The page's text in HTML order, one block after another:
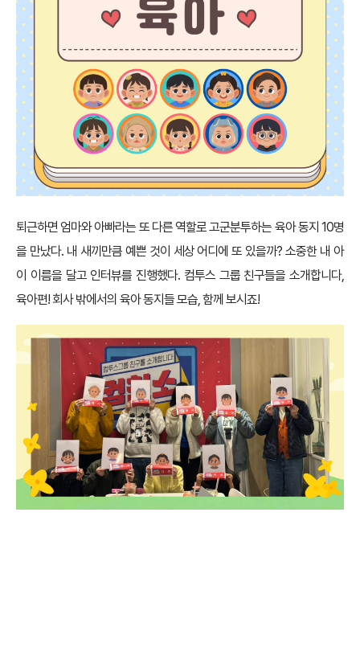
퇴근하면 엄마와 아빠라는 또 다른 역할로 고군분투하는 육아 동지 10명
을 만났다. 내 새끼만큼 예쁜 것이 세상 어디에 또 있을까? 소중한 내 아
이 이름을 달고 인터뷰를 진행했다. 컴투스 그룹 친구들을 소개합니다,
육아편! 회사 밖에서의 육아 동지들 모습, 함께 보시죠!